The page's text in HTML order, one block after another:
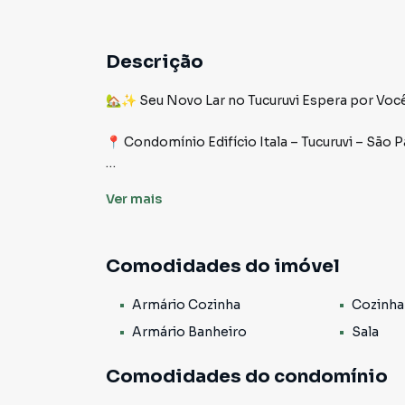
Descrição
🏡✨ Seu Novo Lar no Tucuruvi Espera por
📍 Condomínio Edifício Itala – Tucuruvi – São
funcionalidade e sofisticação em cada
🌟 Destaques do Imóvel
🛋 Sala ampla dois ambientes
Ambiente espaçoso, iluminado e acolhedor,
Ver mais
Comodidades do imóvel
Armário Cozinha Cozinha
Armário Banheiro
Sala
Comodidades do condomínio